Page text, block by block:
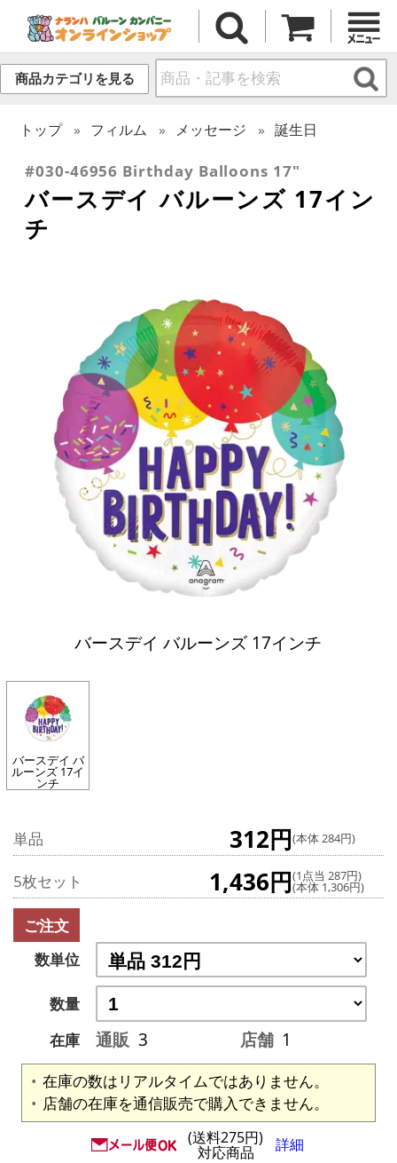
商品カテゴリを見る
トップ フィルム メッセージ 誕生日
#030-46956 Birthday Balloons 17"
バースデイ バルーンズ 17イン
チ
バースデイ バルーンズ 17インチ
バースデイ バ
ルーンズ 17イ
ンチ
単品 312円(本体 284円)
5枚セット 1,436円(1点当 287円)
(本体 1,306円)
ご注文
数単位
数量
在庫
通販 3 店舗 1
在庫の数はリアルタイムではありません。
店舗の在庫を通信販売で購入できません。
(送料275円)
対応商品 詳細